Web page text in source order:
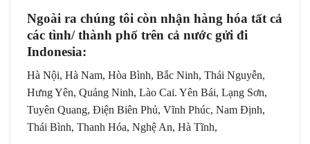
Ngoài ra chúng tôi còn nhận hàng hóa tất cả
các tình/ thành phố trên cả nước gửi đi
Indonesia:
Hà Nội, Hà Nam, Hòa Bình, Bắc Ninh, Thái Nguyễn,
Hưng Yên, Quảng Ninh, Lào Cai. Yên Bái, Lạng Sơn,
Tuyên Quang, Điện Biên Phủ, Vĩnh Phúc, Nam Định,
Thái Bình, Thanh Hóa, Nghệ An, Hà Tĩnh,